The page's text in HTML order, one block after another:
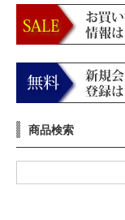
商品検索